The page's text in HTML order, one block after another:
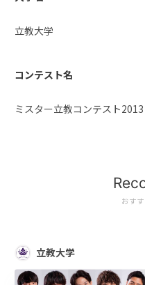
立教大学
コンテスト名
ミスター立教コンテスト2013
おす
立教大学